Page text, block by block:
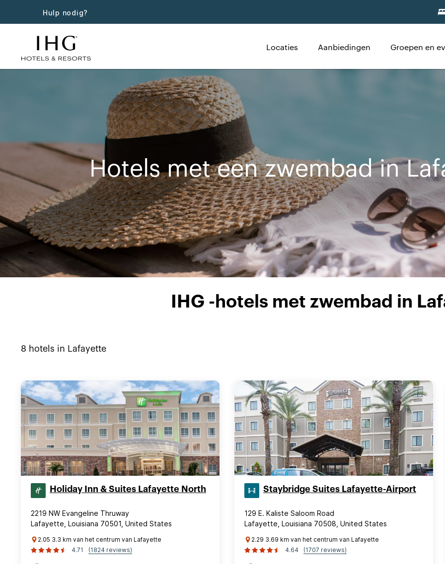
Hulp nodig?
Locaties Aanbiedingen Groepen en
Hotels met een zwembad in
IHG -hotels met zwembad in
8 hotels in Lafayette
Holiday Inn & Suites Lafayette North
2219 NW Evangeline Thruway
Lafayette, Louisiana 70501, United States
2.05 3.3 km van het centrum van Lafayette
4.71
(1824 reviews)
Staybridge Suites Lafayette-Airport
129 E. Kaliste Saloom Road
Lafayette, Louisiana 70508, United States
2.29 3.69 km van het centrum van Lafayette
4.64
(1707 reviews)